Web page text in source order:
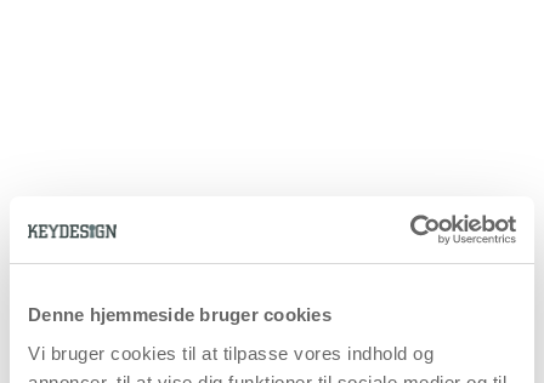
Denne hjemmeside bruger cookies
Vi bruger cookies til at tilpasse vores indhold og